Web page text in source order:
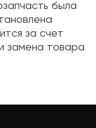
была
за счет
замена товара